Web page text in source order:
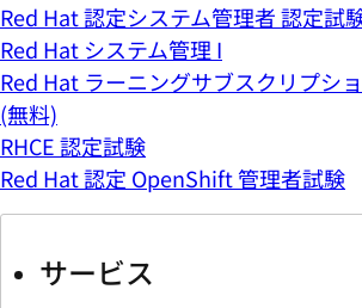
Red Hat 認定システム管理者 認定試
Red Hat システム管理 I
Red Hat ラーニングサブスクリプシ
(無料)
RHCE 認定試験
Red Hat 認定 OpenShift 管理者試験
サービス